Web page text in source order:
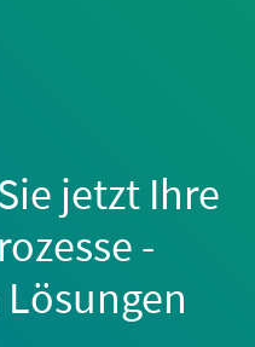
jetzt Ihre
-